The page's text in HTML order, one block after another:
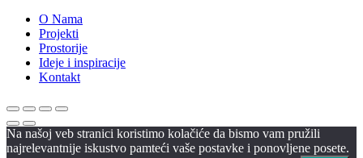
O Nama
Projekti
Prostorije
Ideje i inspiracije
Kontakt
Na našoj veb stranici koristimo kolačiće da bismo vam pružili
najrelevantnije iskustvo pamteći vaše postavke i ponovljene posete.